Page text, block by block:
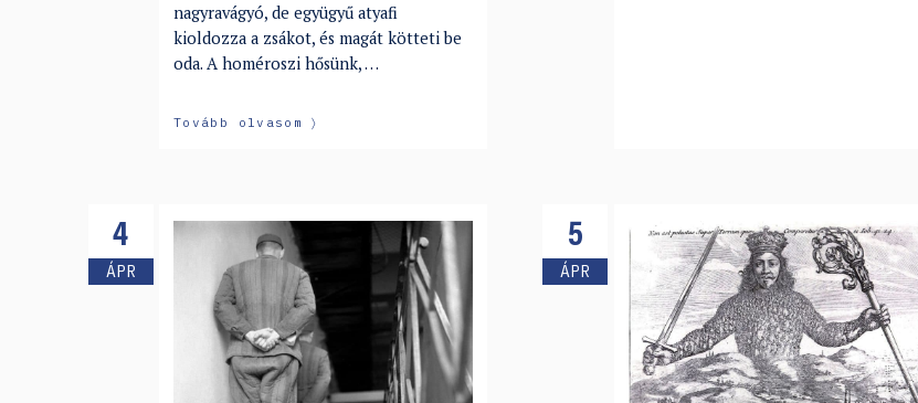
nagyravágyó, de együgyű atyafi
kioldozza a zsákot, és magát kötteti be
oda. A homéroszi hősünk, …
Tovább olvasom
4
ÁPR
5
ÁPR